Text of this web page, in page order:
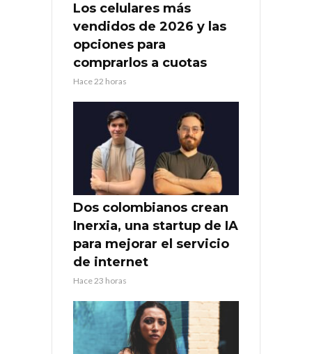
Los celulares más
vendidos de 2026 y las
opciones para
comprarlos a cuotas
Hace 22 horas
Dos colombianos crean
Inerxia, una startup de IA
para mejorar el servicio
de internet
Hace 23 horas